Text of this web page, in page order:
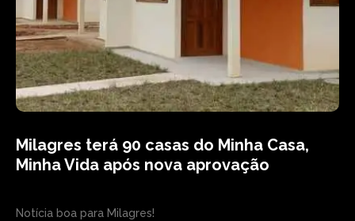
Milagres terá 90 casas do Minha Casa,
Minha Vida após nova aprovação
Notícia boa para Milagres!